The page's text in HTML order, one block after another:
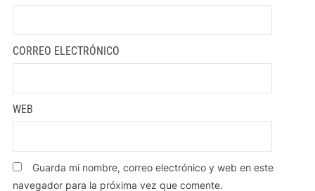
CORREO ELECTRÓNICO
WEB
Guarda mi nombre, correo electrónico y web en este
navegador para la próxima vez que comente.